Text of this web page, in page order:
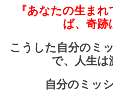
『あなたの生ま
ば、奇跡
こうした自分のミ
で、人生は
自分のミッ